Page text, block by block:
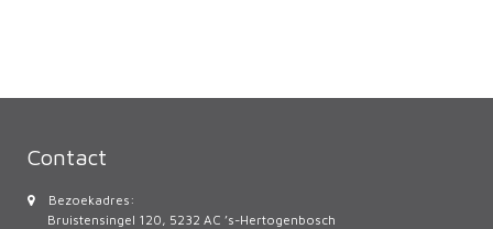
Contact
Bezoekadres:
Bruistensingel 120, 5232 AC ’s-Hertogenbosch